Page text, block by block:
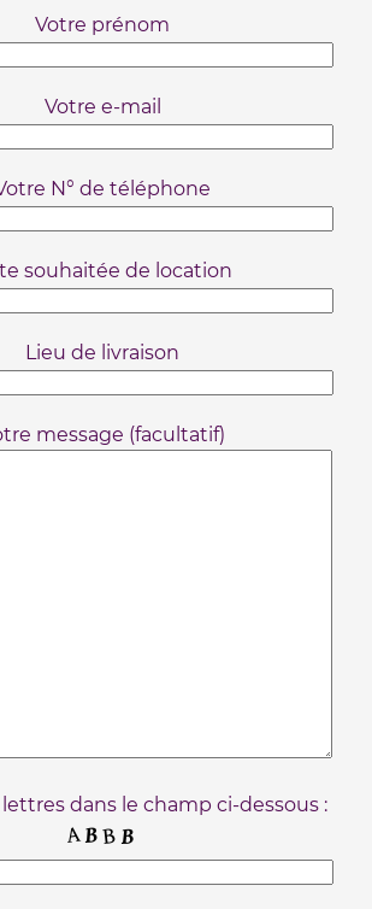
Votre prénom
Votre e-mail
N° de téléphone
souhaitée de location
Lieu de livraison
message (facultatif)
dans le champ ci-dessous :